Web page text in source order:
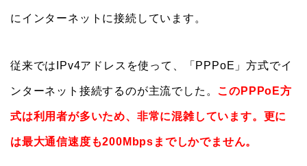
にインターネットに接続しています。
従来ではIPv4アドレスを使って、「PPPoE」方式でイ
ンターネット接続するのが主流でした。 このPPPoE方
式は利用者が多いため、非常に混雑しています。更に
は最大通信速度も200Mbpsまでしかでません。